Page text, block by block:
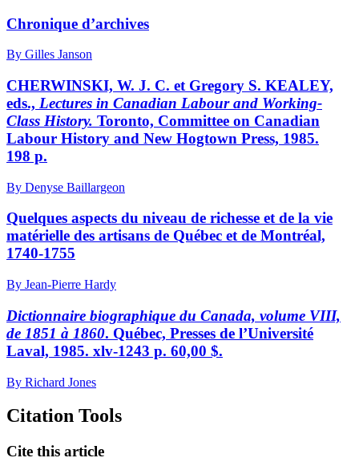
Chronique d’archives
By Gilles Janson
CHERWINSKI, W. J. C. et Gregory S. KEALEY,
eds., Lectures in Canadian Labour and Working-
Class History. Toronto, Committee on Canadian
Labour History and New Hogtown Press, 1985.
198 p.
By Denyse Baillargeon
Quelques aspects du niveau de richesse et de la vie
matérielle des artisans de Québec et de Montréal,
1740-1755
By Jean-Pierre Hardy
Dictionnaire biographique du Canada, volume VIII,
de 1851 à 1860. Québec, Presses de l’Université
Laval, 1985. xlv-1243 p. 60,00 $.
By Richard Jones
Citation Tools
Cite this article